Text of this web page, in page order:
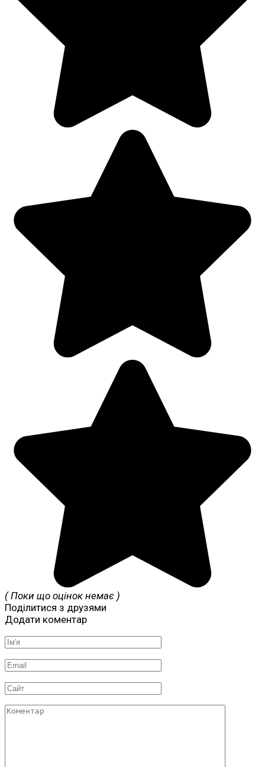
( Поки що оцінок немає )
Поділитися з друзями
Додати коментар
Ім'я
Email
Сайт
Коментар